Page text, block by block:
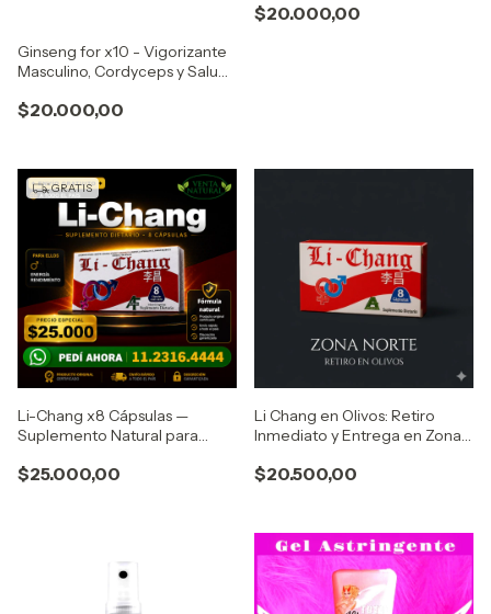
Ginseng for x10 - Vigorizante
Masculino, Cordyceps y Salud
$20.000,00
$20.000,00
GRATIS
Li-Chang x8 Cápsulas —
Suplemento Natural para
$25.000,00
Li Chang en Olivos: Retiro
Inmediato y Entrega en Zona
$20.500,00